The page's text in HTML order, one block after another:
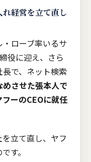
経営を立て直し
・ローブ率いるサ
役に迎え、さら
で、ネット検索
させた張本人で
ーのCEOに就任
立て直し、ヤフ
す。